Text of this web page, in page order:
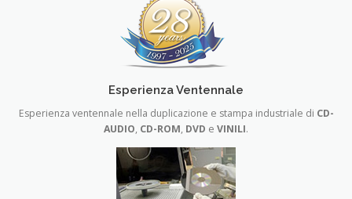
Esperienza Ventennale
Esperienza ventennale nella duplicazione e stampa industriale di CD-
AUDIO, CD-ROM, DVD e VINILI.